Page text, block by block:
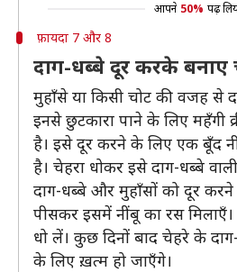
आपने 50% पढ़
फ़ायदा 7 और 8
दाग-धब्बे दूर करके बनाए
मुहाँसे या किसी चोट की वजह से
इनसे छुटकारा पाने के लिए महँगी
है। इसे दूर करने के लिए एक बूँद
है। चेहरा धोकर इसे दाग-धब्बे
दाग-धब्बे और मुहाँसों को दूर करने
पीसकर इसमें नींबू का रस मिलाएँ।
धो लें। कुछ दिनों बाद चेहरे के
के लिए ख़त्म हो जाएँगे।